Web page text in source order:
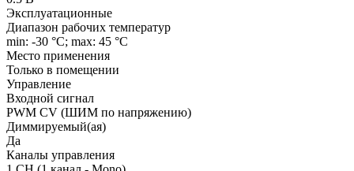
Эксплуатационные
Диапазон рабочих температур
min: -30 °C; max: 45 °C
Место применения
Только в помещении
Управление
Входной сигнал
PWM СV (ШИМ по напряжению)
Диммируемый(ая)
Да
Каналы управления